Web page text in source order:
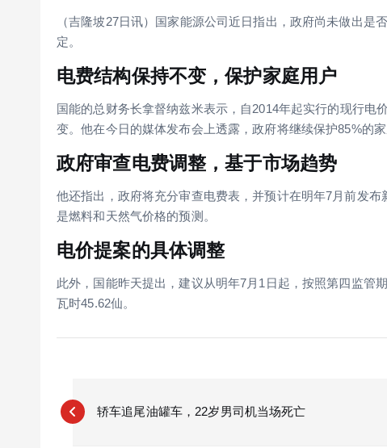
（吉隆坡27日讯）国家能源公司近日指出，政府尚未做出
定。
电费结构保持不变，保护家庭用户
国能的总财务长拿督纳兹米表示，自2014年起实行的现行电
变。他在今日的媒体发布会上透露，政府将继续保护85%的
政府审查电费调整，基于市场趋势
他还指出，政府将充分审查电费表，并预计在明年7月前发
是燃料和天然气价格的预测。
电价提案的具体调整
此外，国能昨天提出，建议从明年7月1日起，按照第四监管
瓦时45.62仙。
o
轿车追尾油罐车，22岁男司机当场死亡